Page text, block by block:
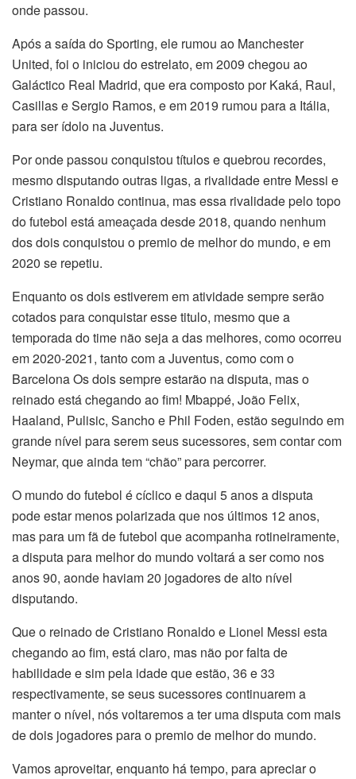
onde passou.
Após a saída do Sporting, ele rumou ao Manchester
United, foi o iniciou do estrelato, em 2009 chegou ao
Galáctico Real Madrid, que era composto por Kaká, Raul,
Casillas e Sergio Ramos, e em 2019 rumou para a Itália,
para ser ídolo na Juventus.
Por onde passou conquistou títulos e quebrou recordes,
mesmo disputando outras ligas, a rivalidade entre Messi e
Cristiano Ronaldo continua, mas essa rivalidade pelo topo
do futebol está ameaçada desde 2018, quando nenhum
dos dois conquistou o premio de melhor do mundo, e em
2020 se repetiu.
Enquanto os dois estiverem em atividade sempre serão
cotados para conquistar esse titulo, mesmo que a
temporada do time não seja a das melhores, como ocorreu
em 2020-2021, tanto com a Juventus, como com o
Barcelona Os dois sempre estarão na disputa, mas o
reinado está chegando ao fim! Mbappé, João Felix,
Haaland, Pulisic, Sancho e Phil Foden, estão seguindo em
grande nível para serem seus sucessores, sem contar com
Neymar, que ainda tem “chão” para percorrer.
O mundo do futebol é cíclico e daqui 5 anos a disputa
pode estar menos polarizada que nos últimos 12 anos,
mas para um fã de futebol que acompanha rotineiramente,
a disputa para melhor do mundo voltará a ser como nos
anos 90, aonde haviam 20 jogadores de alto nível
disputando.
Que o reinado de Cristiano Ronaldo e Lionel Messi esta
chegando ao fim, está claro, mas não por falta de
habilidade e sim pela idade que estão, 36 e 33
respectivamente, se seus sucessores continuarem a
manter o nível, nós voltaremos a ter uma disputa com mais
de dois jogadores para o premio de melhor do mundo.
Vamos aproveitar, enquanto há tempo, para apreciar o